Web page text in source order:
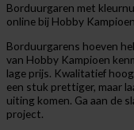
Borduurgaren met
online bij Hobby
Borduurgarens hoeven
van Hobby Kampioen
lage prijs. Kwalitatief
een stuk prettiger, maar
uiting komen. Ga aan de
project.